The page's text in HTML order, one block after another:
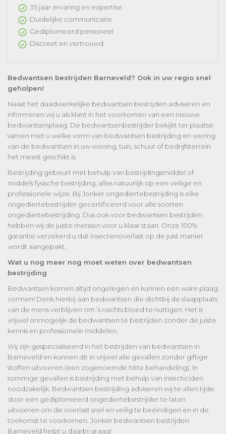
35 jaar ervaring en expertise
Duidelijke communicatie
Gediplomeerd personeel
Discreet en vertrouwd
Bedwantsen bestrijden Barneveld? Ook in uw regio snel
geholpen!
Naast het daadwerkelijke bedwantsen bestrijden adviseren en
informeren wij u als klant in het voorkomen van een nieuwe
bedwantsenplaag. De bedwantsenbestrijder bekijkt ter plaatse
samen met u welke vorm van bedwantsen bestrijding en wering
van de bedwantsen in uw woning, tuin, schuur of bedrijfsterrein
het meest geschikt is.
Bestrijding gebeurt met behulp van bestrijdingsmiddel of
middels fysische bestrijding, alles natuurlijk op een veilige en
professionele wijze. Bij Jonker ongediertebestrijding is elke
ongediertebestrijder gecertificeerd voor alle soorten
ongediertebestrijding. Dus ook voor bedwantsen bestrijden
hebben wij de juiste mensen voor u klaar staan. Onze 100%
garantie verzekerd u dat insectenoverlast op de juist manier
wordt aangepakt.
Wat u nog meer nog moet weten over bedwantsen
bestrijding
Bedwantsen komen altijd ongelegen en kunnen een ware plaag
vormen! Denk hierbij aan bedwantsen die dichtbij de slaapplaats
van de mens verblijven om ’s nachts bloed te nuttigen. Het is
vrijwel onmogelijk de bedwantsen te bestrijden zonder de juiste
kennis en professionele middelen.
Wij zijn gespecialiseerd in het bestrijden van bedwantsen in
Barneveld en kunnen dit in vrijwel alle gevallen zonder giftige
stoffen uitvoeren (een zogenoemde hitte behandeling). In
sommige gevallen is bestrijding met behulp van insecticiden
noodzakelijk. Bedwantsen bestrijding adviseren wij te allen tijde
door een gediplomeerd ongediertebestrijder te laten
uitvoeren om de overlast snel en veilig te beëindigen en in de
toekomst te voorkomen. Jonker bedwantsen bestrijden
Barneveld helpt u daarbi graag!